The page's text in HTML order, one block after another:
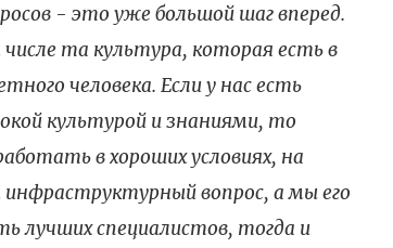
- это уже большой шаг вперед.
та культура, которая есть в
человека. Если у нас есть
культурой и знаниями, то
в хороших условиях, на
вопрос, а мы его
лучших специалистов, тогда и